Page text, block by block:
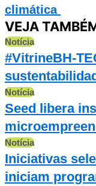
climática
VEJA
Notícia
#VitrineBH-
Notícia
Seed libera
Notícia
Iniciativas
iniciam